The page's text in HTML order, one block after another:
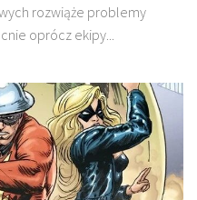
rozwiąże problemy
oprócz ekipy...